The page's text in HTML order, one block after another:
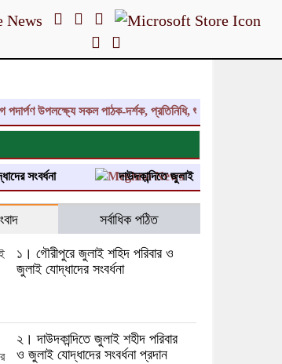
উপলক্ষ্যে সকল পাঠক-দর্শক, প্রতিনিধি, শুভাকাঙ্ক্ষী, সহযোগী,
দাউদকান্দিতে জুলাই শহীদ পরিবার ও জুলাই
সর্বাধিক পঠিত
১। গৌরীপুরে জুলাই শহিদ পরিবার ও
জুলাই যোদ্ধাদের সংবর্ধনা
২। দাউদকান্দিতে জুলাই শহীদ পরিবার
ও জুলাই যোদ্ধাদের সংবর্ধনা প্রদান